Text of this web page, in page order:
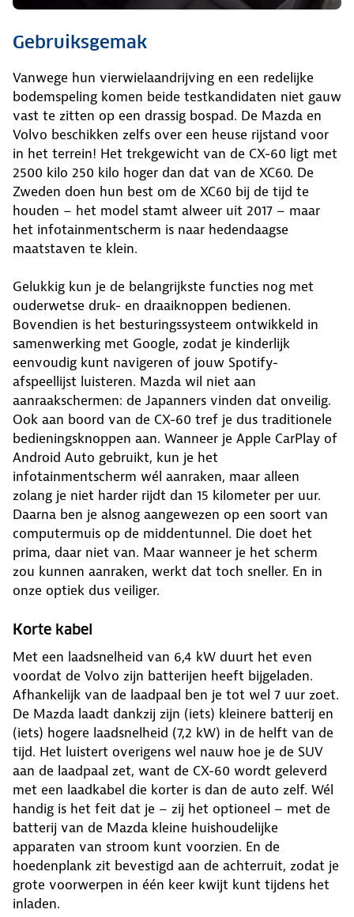
Gebruiksgemak
Vanwege hun vierwielaandrijving en een redelijke
bodemspeling komen beide testkandidaten niet gauw
vast te zitten op een drassig bospad. De Mazda en
Volvo beschikken zelfs over een heuse rijstand voor
in het terrein! Het trekgewicht van de CX-60 ligt met
2500 kilo 250 kilo hoger dan dat van de XC60. De
Zweden doen hun best om de XC60 bij de tijd te
houden – het model stamt alweer uit 2017 – maar
het infotainmentscherm is naar hedendaagse
maatstaven te klein.
Gelukkig kun je de belangrijkste functies nog met
ouderwetse druk- en draaiknoppen bedienen.
Bovendien is het besturingssysteem ontwikkeld in
samenwerking met Google, zodat je kinderlijk
eenvoudig kunt navigeren of jouw Spotify-
afspeellijst luisteren. Mazda wil niet aan
aanraakschermen: de Japanners vinden dat onveilig.
Ook aan boord van de CX-60 tref je dus traditionele
bedieningsknoppen aan. Wanneer je Apple CarPlay of
Android Auto gebruikt, kun je het
infotainmentscherm wél aanraken, maar alleen
zolang je niet harder rijdt dan 15 kilometer per uur.
Daarna ben je alsnog aangewezen op een soort van
computermuis op de middentunnel. Die doet het
prima, daar niet van. Maar wanneer je het scherm
zou kunnen aanraken, werkt dat toch sneller. En in
onze optiek dus veiliger.
Korte kabel
Met een laadsnelheid van 6,4 kW duurt het even
voordat de Volvo zijn batterijen heeft bijgeladen.
Afhankelijk van de laadpaal ben je tot wel 7 uur zoet.
De Mazda laadt dankzij zijn (iets) kleinere batterij en
(iets) hogere laadsnelheid (7,2 kW) in de helft van de
tijd. Het luistert overigens wel nauw hoe je de SUV
aan de laadpaal zet, want de CX-60 wordt geleverd
met een laadkabel die korter is dan de auto zelf. Wél
handig is het feit dat je – zij het optioneel – met de
batterij van de Mazda kleine huishoudelijke
apparaten van stroom kunt voorzien. En de
hoedenplank zit bevestigd aan de achterruit, zodat je
grote voorwerpen in één keer kwijt kunt tijdens het
inladen.